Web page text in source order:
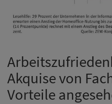
Akquise von
Vorteile